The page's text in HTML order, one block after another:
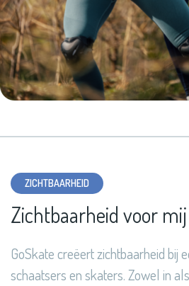
ZICHTBAARHEID
Zichtbaarheid voor
GoSkate creëert zichtbaarheid bij
schaatsers en skaters. Zowel in